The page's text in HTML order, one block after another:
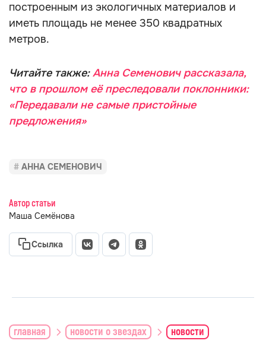
построенным из экологичных материалов и
иметь площадь не менее 350 квадратных
метров.
Читайте также:Анна Семенович рассказала,
что в прошлом её преследовали поклонники:
«Передавали не самые пристойные
предложения»
АННА СЕМЕНОВИЧ
Автор статьи
Маша Семёнова
Ссылка
главная новости о звездах новости